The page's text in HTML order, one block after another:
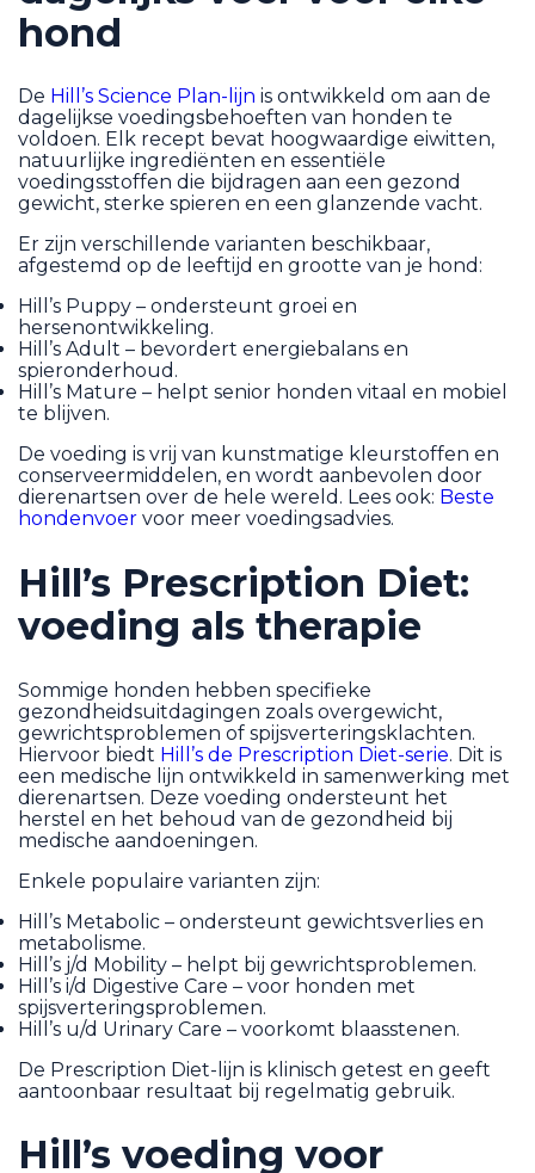
hond
De Hill’s Science Plan-lijn is ontwikkeld om aan de
dagelijkse voedingsbehoeften van honden te
voldoen. Elk recept bevat hoogwaardige eiwitten,
natuurlijke ingrediënten en essentiële
voedingsstoffen die bijdragen aan een gezond
gewicht, sterke spieren en een glanzende vacht.
Er zijn verschillende varianten beschikbaar,
afgestemd op de leeftijd en grootte van je hond:
Hill’s Puppy – ondersteunt groei en
hersenontwikkeling.
Hill’s Adult – bevordert energiebalans en
spieronderhoud.
Hill’s Mature – helpt senior honden vitaal en mobiel
te blijven.
De voeding is vrij van kunstmatige kleurstoffen en
conserveermiddelen, en wordt aanbevolen door
dierenartsen over de hele wereld. Lees ook: Beste
hondenvoer voor meer voedingsadvies.
Hill’s Prescription Diet:
voeding als therapie
Sommige honden hebben specifieke
gezondheidsuitdagingen zoals overgewicht,
gewrichtsproblemen of spijsverteringsklachten.
Hiervoor biedt Hill’s de Prescription Diet-serie. Dit is
een medische lijn ontwikkeld in samenwerking met
dierenartsen. Deze voeding ondersteunt het
herstel en het behoud van de gezondheid bij
medische aandoeningen.
Enkele populaire varianten zijn:
Hill’s Metabolic – ondersteunt gewichtsverlies en
metabolisme.
Hill’s j/d Mobility – helpt bij gewrichtsproblemen.
Hill’s i/d Digestive Care – voor honden met
spijsverteringsproblemen.
Hill’s u/d Urinary Care – voorkomt blaasstenen.
De Prescription Diet-lijn is klinisch getest en geeft
aantoonbaar resultaat bij regelmatig gebruik.
Hill’s voeding voor